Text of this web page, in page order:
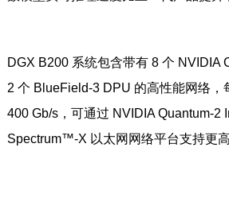
DGX B200 系统包含带有 8 个
2 个 BlueField-3 DPU 的高性能网络，
400 Gb/s，可通过 NVIDIA Quantum-2
Spectrum™-X 以太网网络平台支持更高